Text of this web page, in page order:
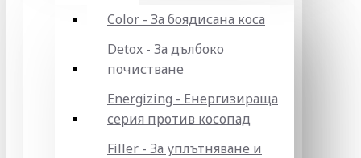
Color - За боядисана коса
Detox - За дълбоко
почистване
Energizing - Енергизираща
серия против косопад
Filler - За уплътняване и